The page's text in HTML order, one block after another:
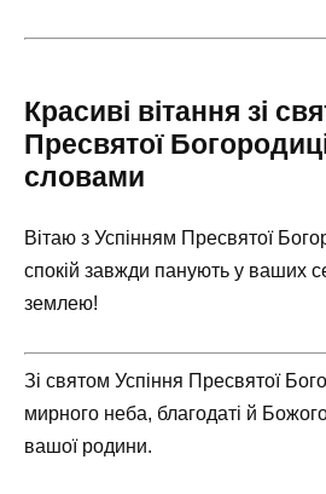
Красиві вітання зі
Пресвятої
словами
Вітаю з Успінням Пресвятої
спокій завжди панують у ваших
землею!
Зі святом Успіння Пресвятої
мирного неба, благодаті й
вашої родини.